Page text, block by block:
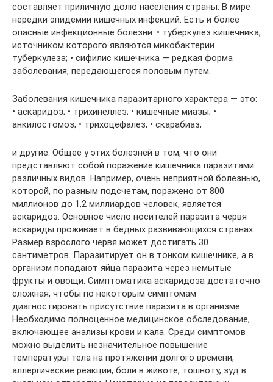
составляет приличную долю населения страны. В мире
нередки эпидемии кишечных инфекций. Есть и более
опасные инфекционные болезни: • туберкулез кишечника,
источником которого являются микобактерии
туберкулеза; • сифилис кишечника — редкая форма
заболевания, передающегося половым путем.
Заболевания кишечника паразитарного характера — это:
• аскаридоз; • трихинеллез; • кишечные миазы; •
анкилостомоз; • трихоцефалез; • скарабиаз;
и другие. Общее у этих болезней в том, что они
представляют собой поражение кишечника паразитами
различных видов. Например, очень неприятной болезнью,
которой, по разным подсчетам, поражено от 800
миллионов до 1,2 миллиардов человек, является
аскаридоз. Основное число носителей паразита червя
аскариды проживает в бедных развивающихся странах.
Размер взрослого червя может достигать 30
сантиметров. Паразитирует он в тонком кишечнике, а в
организм попадают яйца паразита через немытые
фрукты и овощи. Симптоматика аскаридоза достаточно
сложная, чтобы по некоторым симптомам
диагностировать присутствие паразита в организме.
Необходимо полноценное медицинское обследование,
включающее анализы крови и кала. Среди симптомов
можно выделить незначительное повышение
температуры тела на протяжении долгого времени,
аллергические реакции, боли в животе, тошноту, зуд в